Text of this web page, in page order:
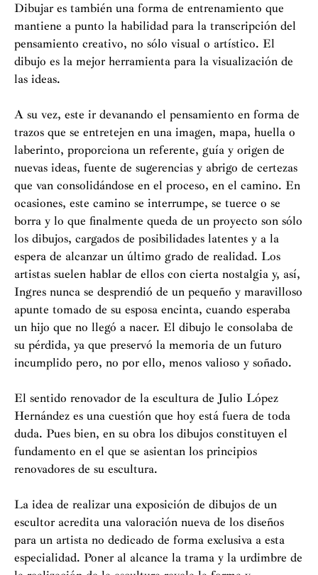
Dibujar es también una forma de entrenamiento que
mantiene a punto la habilidad para la transcripción del
pensamiento creativo, no sólo visual o artístico. El
dibujo es la mejor herramienta para la visualización de
las ideas.
A su vez, este ir devanando el pensamiento en forma de
trazos que se entretejen en una imagen, mapa, huella o
laberinto, proporciona un referente, guía y origen de
nuevas ideas, fuente de sugerencias y abrigo de certezas
que van consolidándose en el proceso, en el camino. En
ocasiones, este camino se interrumpe, se tuerce o se
borra y lo que finalmente queda de un proyecto son sólo
los dibujos, cargados de posibilidades latentes y a la
espera de alcanzar un último grado de realidad. Los
artistas suelen hablar de ellos con cierta nostalgia y, así,
Ingres nunca se desprendió de un pequeño y maravilloso
apunte tomado de su esposa encinta, cuando esperaba
un hijo que no llegó a nacer. El dibujo le consolaba de
su pérdida, ya que preservó la memoria de un futuro
incumplido pero, no por ello, menos valioso y soñado.
El sentido renovador de la escultura de Julio López
Hernández es una cuestión que hoy está fuera de toda
duda. Pues bien, en su obra los dibujos constituyen el
fundamento en el que se asientan los principios
renovadores de su escultura.
La idea de realizar una exposición de dibujos de un
escultor acredita una valoración nueva de los diseños
para un artista no dedicado de forma exclusiva a esta
especialidad. Poner al alcance la trama y la urdimbre de